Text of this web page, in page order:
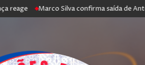
Marco Silva confirma saída de António